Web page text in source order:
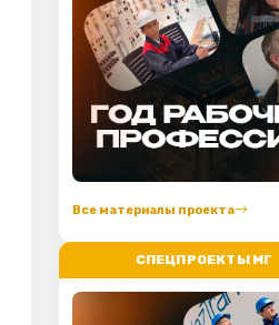
Все материалы проекта
СПЕЦПРОЕКТЫ МГ